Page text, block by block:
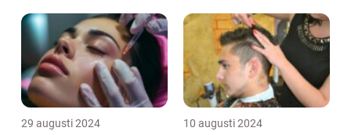
29 augusti 2024 10 augusti 2024